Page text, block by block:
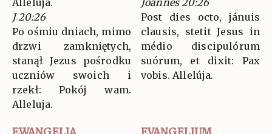
J 20:26
Po ośmiu dniach, mimo
drzwi zamkniętych,
stanął Jezus pośrodku
uczniów swoich i
rzekł: Pokój wam.
Alleluja.
Post dies octo, jánuis
clausis, stetit Jesus in
médio discipulórum
suórum, et dixit: Pax
vobis. Allelúja.